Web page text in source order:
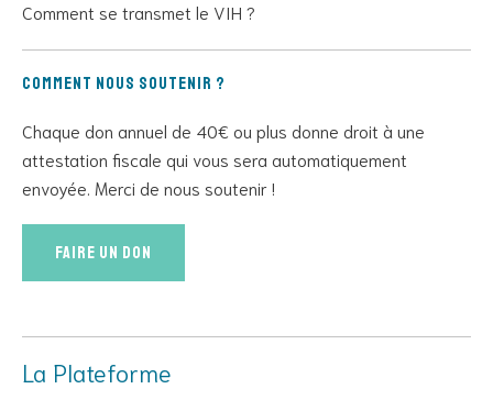
Comment se transmet le VIH ?
Comment nous soutenir ?
Chaque don annuel de 40€ ou plus donne droit à une
attestation fiscale qui vous sera automatiquement
envoyée. Merci de nous soutenir !
Faire un don
La Plateforme